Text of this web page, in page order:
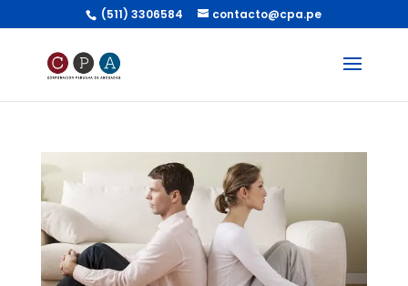
(511) 3306584 contacto@cpa.pe